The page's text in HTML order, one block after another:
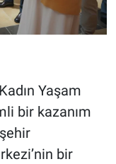
Yaşam
bir kazanım
bir